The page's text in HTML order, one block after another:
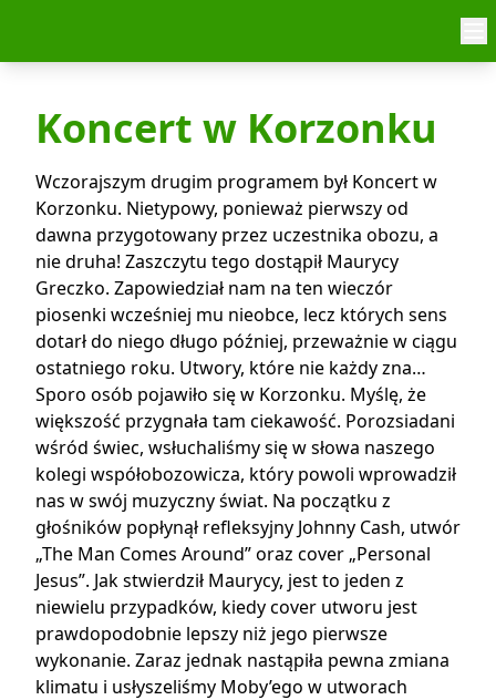
Koncert w Korzonku
Wczorajszym drugim programem był Koncert w
Korzonku. Nietypowy, ponieważ pierwszy od
dawna przygotowany przez uczestnika obozu, a
nie druha! Zaszczytu tego dostąpił Maurycy
Greczko. Zapowiedział nam na ten wieczór
piosenki wcześniej mu nieobce, lecz których sens
dotarł do niego długo później, przeważnie w ciągu
ostatniego roku. Utwory, które nie każdy zna…
Sporo osób pojawiło się w Korzonku. Myślę, że
większość przygnała tam ciekawość. Porozsiadani
wśród świec, wsłuchaliśmy się w słowa naszego
kolegi współobozowicza, który powoli wprowadził
nas w swój muzyczny świat. Na początku z
głośników popłynął refleksyjny Johnny Cash, utwór
„The Man Comes Around” oraz cover „Personal
Jesus”. Jak stwierdził Maurycy, jest to jeden z
niewielu przypadków, kiedy cover utworu jest
prawdopodobnie lepszy niż jego pierwsze
wykonanie. Zaraz jednak nastąpiła pewna zmiana
klimatu i usłyszeliśmy Moby’ego w utworach